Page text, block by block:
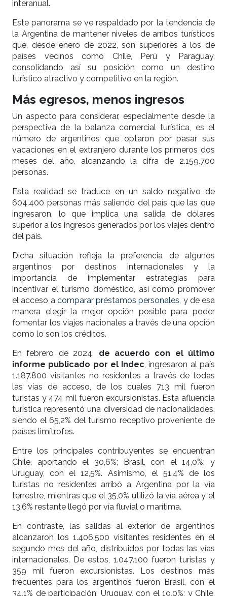
interanual.
Este panorama se ve respaldado por la tendencia de
la Argentina de mantener niveles de arribos turísticos
que, desde enero de 2022, son superiores a los de
países vecinos como Chile, Perú y Paraguay,
consolidando así su posición como un destino
turístico atractivo y competitivo en la región.
Más egresos, menos ingresos
Un aspecto para considerar, especialmente desde la
perspectiva de la balanza comercial turística, es el
número de argentinos que optaron por pasar sus
vacaciones en el extranjero durante los primeros dos
meses del año, alcanzando la cifra de 2.159.700
personas.
Esta realidad se traduce en un saldo negativo de
604.400 personas más saliendo del país que las que
ingresaron, lo que implica una salida de dólares
superior a los ingresos generados por los viajes dentro
del país.
Dicha situación refleja la preferencia de algunos
argentinos por destinos internacionales y la
importancia de implementar estrategias para
incentivar el turismo doméstico, así como promover
el acceso a comparar préstamos personales, y de esa
manera elegir la mejor opción posible para poder
fomentar los viajes nacionales a través de una opción
como lo son los créditos.
En febrero de 2024, de acuerdo con el último
informe publicado por el Indec, ingresaron al país
1.187.800 visitantes no residentes a través de todas
las vías de acceso, de los cuales 713 mil fueron
turistas y 474 mil fueron excursionistas. Esta afluencia
turística representó una diversidad de nacionalidades,
siendo el 65,2% del turismo receptivo proveniente de
países limítrofes.
Entre los principales contribuyentes se encuentran
Chile, aportando el 30,6%; Brasil, con el 14,0%; y
Uruguay, con el 12,5%. Asimismo, el 51,4% de los
turistas no residentes arribó a Argentina por la vía
terrestre, mientras que el 35,0% utilizó la vía aérea y el
13,6% restante llegó por vía fluvial o marítima.
En contraste, las salidas al exterior de argentinos
alcanzaron los 1.406.500 visitantes residentes en el
segundo mes del año, distribuidos por todas las vías
internacionales. De estos, 1.047.100 fueron turistas y
359 mil fueron excursionistas. Los destinos más
frecuentes para los argentinos fueron Brasil, con el
34,1% de participación; Uruguay, con el 19,0%; y Chile,